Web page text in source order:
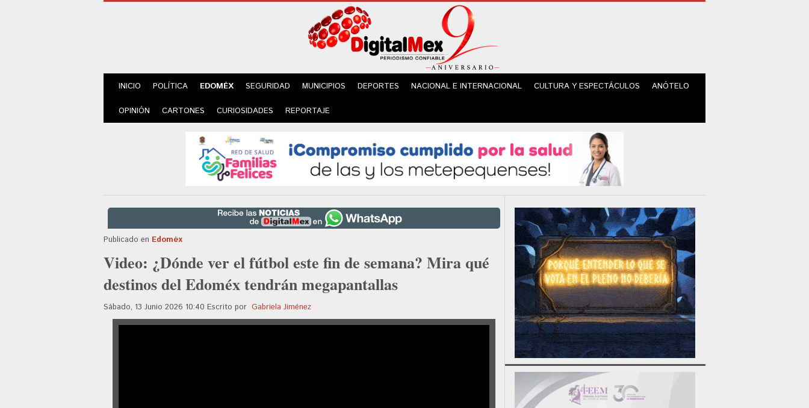
INICIO POLÍTICA EDOMÉX SEGURIDAD MUNICIPIOS DEPORTES NACIONAL E INTERNACIONAL CULTURA Y ESPECTÁCULOS ANÓTELO
OPINIÓN CARTONES CURIOSIDADES REPORTAJE
Publicado en Edoméx
Video: ¿Dónde ver el fútbol este fin de semana? Mira qué
destinos del Edoméx tendrán megapantallas
Sábado, 13 Junio 2026 10:40 Escrito por Gabriela Jiménez